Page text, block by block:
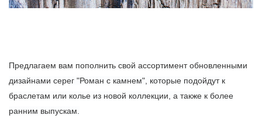
Предлагаем вам пополнить свой ассортимент обновленными
дизайнами серег "Роман с камнем", которые подойдут к
браслетам или колье из новой коллекции, а также к более
ранним выпускам.